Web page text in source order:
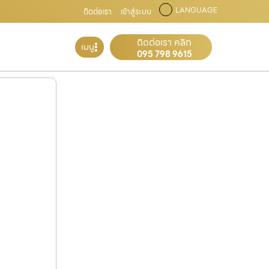
ติดต่อเรา เข้าสู่ระบบ LANGUAGE
เมนู ติดต่อเรา คลิก
095 798 9615